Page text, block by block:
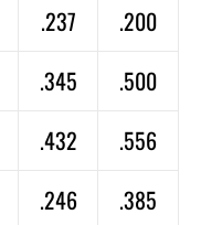
.237
.200
.345
.500
.432
.556
.246
.385